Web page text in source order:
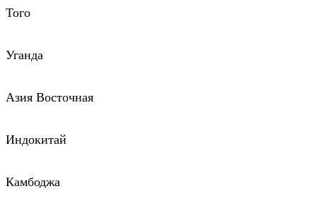
Того
Уганда
Азия Восточная
Индокитай
Камбоджа